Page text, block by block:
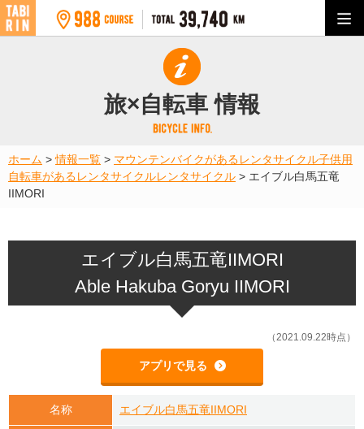
旅×自転車 情報
ホーム >情報一覧 > マウンテンバイクがあるレンタサイクル子供用
自転車があるレンタサイクルレンタサイクル > エイブル白馬五竜
IIMORI
エイブル白馬五竜IIMORI
Able Hakuba Goryu IIMORI
（2021.09.22時点）
アプリで見る
名称 エイブル白馬五竜IIMORI